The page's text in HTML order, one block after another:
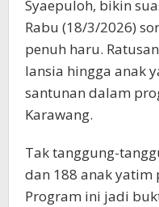
Syaepuloh, bikin
Rabu (18/3/2026)
penuh haru.
lansia hingga anak
santunan dalam
Karawang.
Tak tanggung-
dan 188 anak
Program ini jadi